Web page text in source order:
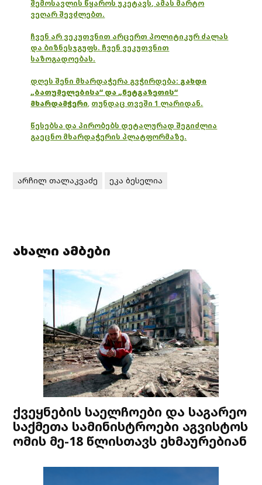
შემოსავლის წყაროს უკეტავს, ამას მარტო
ვეღარ შევძლებთ.
ჩვენ არ ვეკუთვნით არცერთ პოლიტიკურ ძალას
და ბიზნესჯგუფს. ჩვენ ვეკუთვნით
საზოგადოებას.
დღეს შენი მხარდაჭერა გვჭირდება: გახდი
„ბათუმელებისა“ და „ნეტგაზეთის“
მხარდამჭერი, თუნდაც თვეში 1 ლარიდან.
წესებსა და პირობებს დეტალურად შეგიძლია
გაეცნო მხარდაჭერის პლატფორმაზე.
არჩილ თალაკვაძე ეკა ბესელია
ახალი ამბები
ქვეყნების საელჩოები და საგარეო
საქმეთა სამინისტროები აგვისტოს
ომის მე-18 წლისთავს ეხმაურებიან